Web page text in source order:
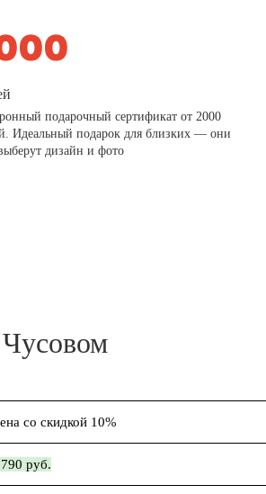
подарочный сертификат от 2000
Идеальный подарок для близких — они
дизайн и фото
со скидкой 10%
руб.